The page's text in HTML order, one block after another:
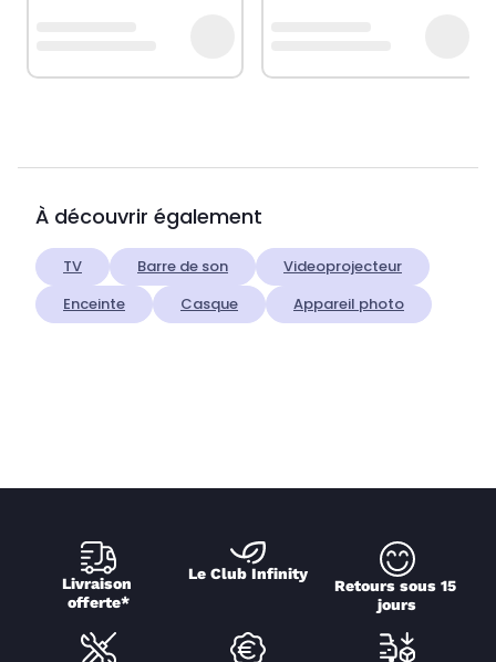
À découvrir également
TV Barre de son
Videoprojecteur
Enceinte
Casque Appareil photo
Livraison
offerte*
Le Club Infinity
Retours sous 15
jours